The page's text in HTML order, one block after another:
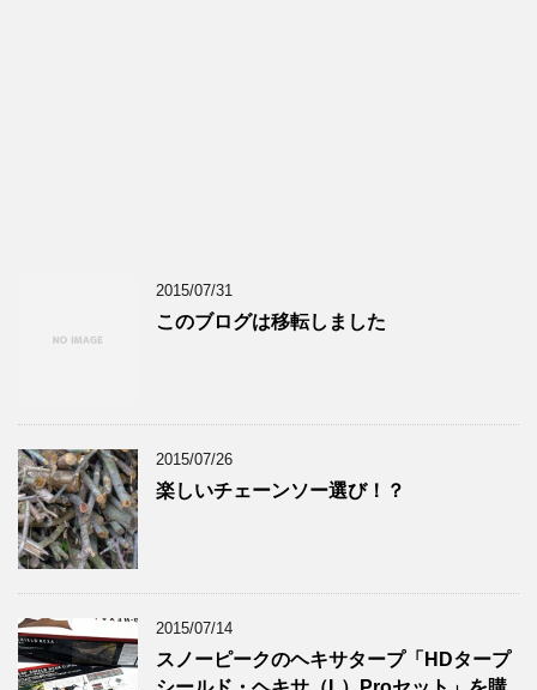
2015/07/31
このブログは移転しました
2015/07/26
楽しいチェーンソー選び！？
2015/07/14
スノーピークのヘキサタープ「HDタープ